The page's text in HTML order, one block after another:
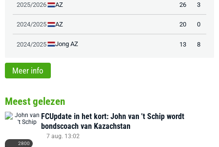
2025/2026 AZ 26 3
2024/2025 AZ 20 0
2024/2025 Jong AZ 13 8
Meer info
Meest gelezen
2800
FCUpdate in het kort: John van 't Schip wordt
bondscoach van Kazachstan
7 aug. 13:02